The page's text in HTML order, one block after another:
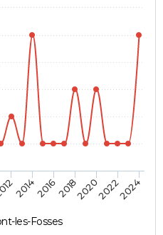
les-Fosses
201420162018202020222024